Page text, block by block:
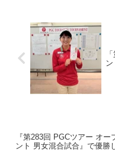
『第283回 PGCツアー オー
ント 男女混合試合』で優勝